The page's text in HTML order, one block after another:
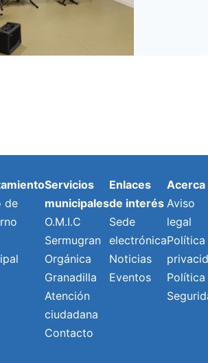
de
Servicios
municipales
O.M.I.C
Sermugran
Orgánica
Granadilla
Atención
ciudadana
Contacto
Enlaces
de interés
Sede
electrónica
Noticias
Eventos
Acerca
Aviso
legal
Política
Política